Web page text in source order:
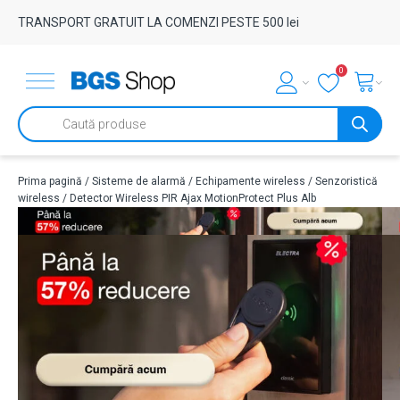
TRANSPORT GRATUIT LA COMENZI PESTE 500 lei
0
Products
search
Prima pagină / Sisteme de alarmă / Echipamente wireless / Senzoristică
wireless / Detector Wireless PIR Ajax MotionProtect Plus Alb